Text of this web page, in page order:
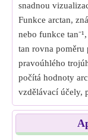
snadnou
Funkce arctan,
nebo funkce
tan rovna poměru
pravoúhlého
počítá hodnoty
vzdělávací účely,